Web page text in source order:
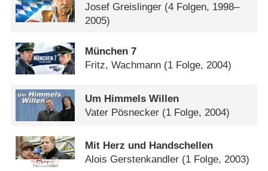
Josef Greislinger (4 Folgen, 1998–
2005)
München 7
Fritz, Wachmann (1 Folge, 2004)
Um Himmels Willen
Vater Pösnecker (1 Folge, 2004)
Mit Herz und Handschellen
Alois Gerstenkandler (1 Folge, 2003)